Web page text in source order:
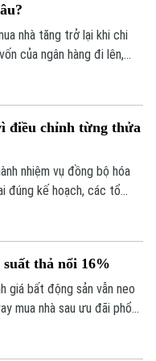
nhà tăng trở lại khi chi
của ngân hàng đi lên,
điều chỉnh từng thửa
nhiệm vụ đồng bộ hóa
đúng kế hoạch, các tổ
thay vì chỉnh lý từng thửa
đã và đang được xem
ưu.
thả nổi 16%
giá bất động sản vẫn neo
mua nhà sau ưu đãi phổ